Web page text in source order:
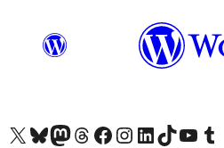
X (旧 Twitter) アカウントへBluesky アカウントへMastodon アカウントへThreads アカウントへ Facebook ページへInstagram アカウントへ LinkedIn アカウントへTikTok アカウントへYouTube チャンネルへ Tumblr アカウントへ